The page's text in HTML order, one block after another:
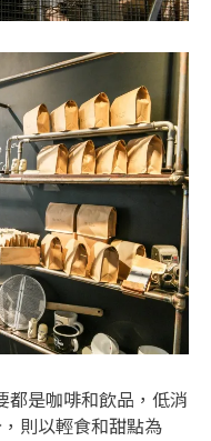
都是咖啡和飲品，低消
則以輕食和甜點為